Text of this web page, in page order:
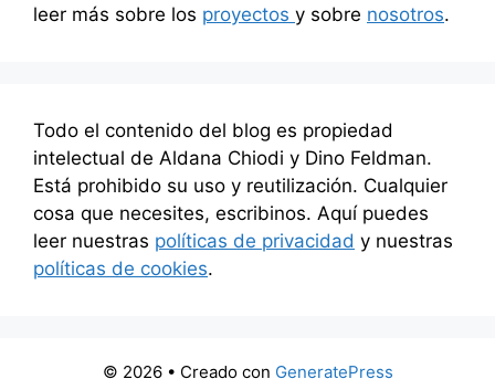
leer más sobre los proyectos y sobre nosotros.
Todo el contenido del blog es propiedad
intelectual de Aldana Chiodi y Dino Feldman.
Está prohibido su uso y reutilización. Cualquier
cosa que necesites, escribinos. Aquí puedes
leer nuestras políticas de privacidad y nuestras
políticas de cookies.
© 2026 • Creado con GeneratePress